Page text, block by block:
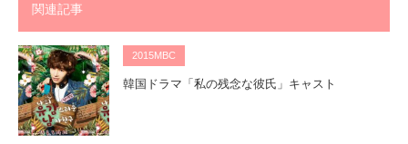
関連記事
2015MBC
韓国ドラマ「私の残念な彼氏」キャスト